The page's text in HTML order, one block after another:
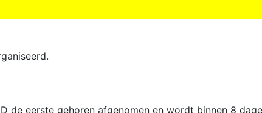
de eerste gehoren afgenomen en wordt binnen 8